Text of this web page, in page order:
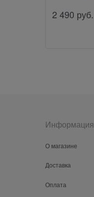
2 490 руб.
Информация
О магазине
Доставка
Оплата